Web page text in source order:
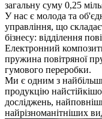
загальну суму 0,25
У нас є молода та
управління, що
бізнесу: відділення
Електронний
пружина повітряної
гумового переробки.
Ми є одним з
продукцію
досліджень,
найрізноманітніших